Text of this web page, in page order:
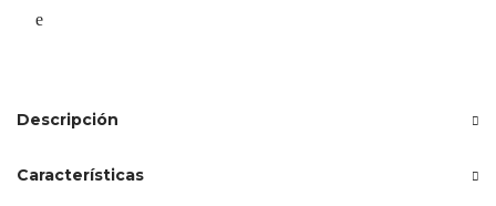
Descripción
Características